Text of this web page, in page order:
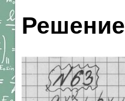
Решение